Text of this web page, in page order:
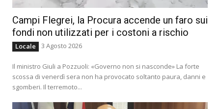
Campi Flegrei, la Procura accende un faro sui
fondi non utilizzati per i costoni a rischio
Locale 3 Agosto 2026
Il ministro Giuli a Pozzuoli: «Governo non si nasconde» La forte
scossa di venerdì sera non ha provocato soltanto paura, danni e
sgomberi. Il terremoto...